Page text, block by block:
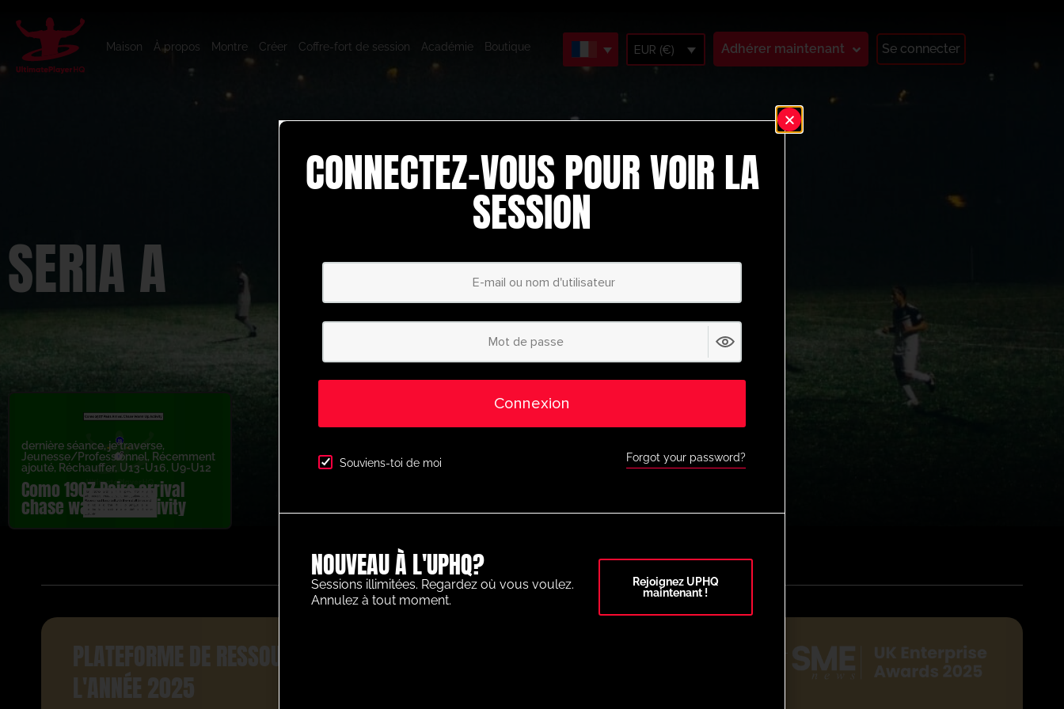
Maison À propos Montre Créer Coffre-fort de session Académie Boutique EUR (€) Adhérer maintenant Se connecter
SERIA A
dernière séance,je traverse,
Jeunesse/Professionnel, Récemment
ajouté, Réchauffer, U13-U16, U9-U12
Como 1907 Pairs arrival
chase warm up activity
PLATEFORME DE RESSOURCES FOOTBALLISTIQUES DE
L'ANNÉE 2025
CONNECTEZ-VOUS POUR VOIR LA
SESSION
Connexion
Souviens-toi de moi Forgot your password?
NOUVEAU À L'UPHQ?
Sessions illimitées. Regardez où vous voulez.
Annulez à tout moment.
Rejoignez UPHQ
maintenant !